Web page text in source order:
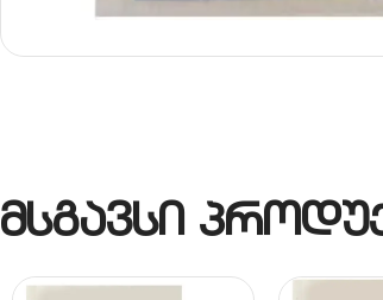
მსგავსი